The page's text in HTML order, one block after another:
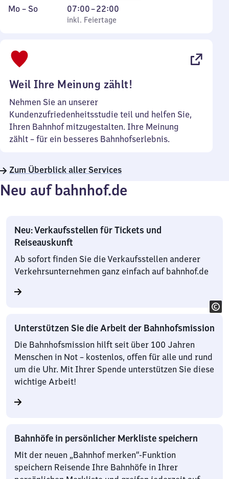
Montag
Mo – So,
inkl. Feiertage
07:00–22:00
Von
7
inkl. Feiertage
Weil Ihre Meinung zählt!
Nehmen Sie an unserer
Kundenzufriedenheitsstudie teil und helfen Sie,
Ihren Bahnhof mitzugestalten. Ihre Meinung
zählt – für ein besseres Bahnhofserlebnis.
Zum Überblick aller Services
Neu auf bahnhof.de
Neu: Verkaufsstellen für Tickets und
Reiseauskunft
Ab sofort finden Sie die Verkaufsstellen anderer
Verkehrsunternehmen ganz einfach auf bahnhof.de
Unterstützen Sie die Arbeit der Bahnhofsmission
Die Bahnhofsmission hilft seit über 100 Jahren
Menschen in Not – kostenlos, offen für alle und rund
um die Uhr. Mit Ihrer Spende unterstützen Sie diese
wichtige Arbeit!
Bahnhöfe in persönlicher Merkliste speichern
Mit der neuen „Bahnhof merken“-Funktion
speichern Reisende Ihre Bahnhöfe in Ihrer